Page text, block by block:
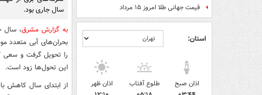
قیمت جهانی طلا امروز ۱۵ مرداد
استان:
اذان صبح
طلوع آفتاب
اذان ظهر
سال جاری بود.
به گزارش مشرق، سال
بحران‌های آبی متعدد
را تحویل گرفت و سعی
این تحول‌ها زود است.
از ابتدای سال کاهش